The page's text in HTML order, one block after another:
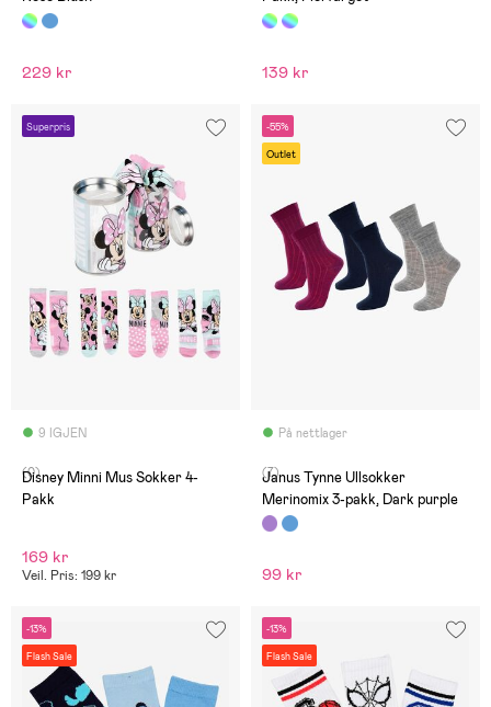
229 kr 139 kr
Superpris
9 IGJEN
(0)
Disney Minni Mus Sokker 4-
Pakk
169 kr
Veil. Pris: 199 kr
-55%
Outlet
På nettlager
(7)
Janus Tynne Ullsokker
Merinomix 3-pakk, Dark purple
99 kr
-13%
Flash Sale
-13%
Flash Sale